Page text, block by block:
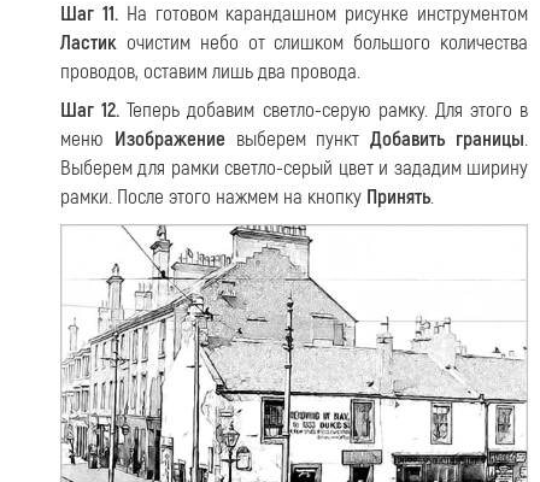
Шаг 11.На готовом карандашном рисунке инструментом
Ластик очистим небо от слишком большого количества
проводов, оставим лишь два провода.
Шаг 12. Теперь добавим светло-серую рамку. Для этого в
меню Изображениевыберем пунктДобавить границы.
Выберем для рамки светло-серый цвет и зададим ширину
рамки. После этого нажмем на кнопку Принять.